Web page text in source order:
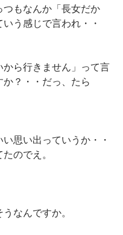
つもなんか「長女だか
う感じで言われ・・
から行きません」って言
？・・だっ、たら
思い出っていうか・・
のでえ。
なんですか。